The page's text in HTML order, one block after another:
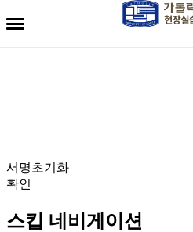
전자서명란
서명초기화
확인
스킵 네비게이션